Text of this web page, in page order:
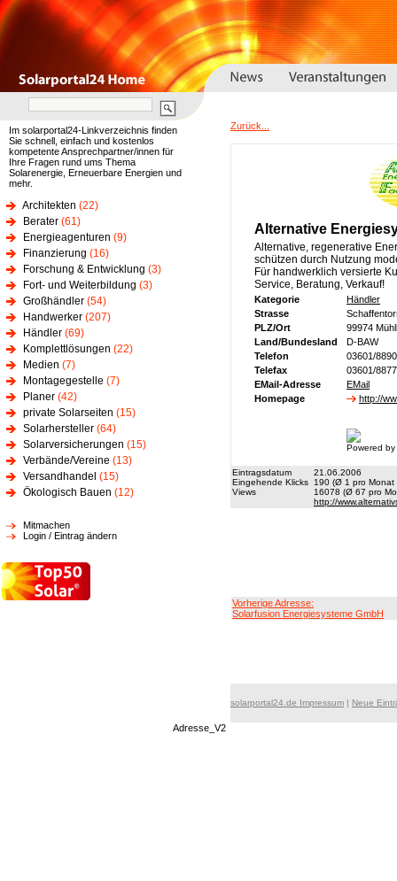
Im solarportal24-Linkverzeichnis finden
Sie schnell, einfach und kostenlos
kompetente Ansprechpartner/innen für
Ihre Fragen rund ums Thema
Solarenergie, Erneuerbare Energien und
mehr.
Architekten (22)
Berater (61)
Energieagenturen (9)
Finanzierung (16)
Forschung & Entwicklung (3)
Fort- und Weiterbildung (3)
Großhändler (54)
Handwerker (207)
Händler (69)
Komplettlösungen (22)
Medien (7)
Montagegestelle (7)
Planer (42)
private Solarseiten (15)
Solarhersteller (64)
Solarversicherungen (15)
Verbände/Vereine (13)
Versandhandel (15)
Ökologisch Bauen (12)
Mitmachen
Login / Eintrag ändern
Zurück...
Alternative
Alternative, regenerative
schützen durch Nutzung
Für handwerklich versierte
Service, Beratung, Verkauf!
Kategorie
Händler
Strasse
PLZ/Ort
99974
Land/Bundesland
D-BAW
Telefon
03601/
Telefax
03601/
EMail-Adresse
EMail
Homepage
http://
Powered
Eintragsdatum
21.06.2006
Eingehende Klicks 190 (Ø 1 pro Monat
Views
16078 (Ø 67 pro
http://
Vorherige Adresse:
Solarfusion Energiesysteme GmbH
solarportal24.de Impressum | Neue
Adresse_V2